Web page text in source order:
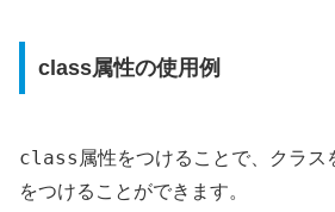
class属性の使用例
class 属性をつけることで、クラス
をつけることができます。